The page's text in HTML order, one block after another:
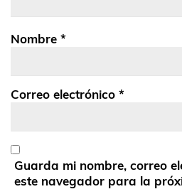
Nombre *
Correo electrónico *
Guarda mi nombre, correo
este navegador para la